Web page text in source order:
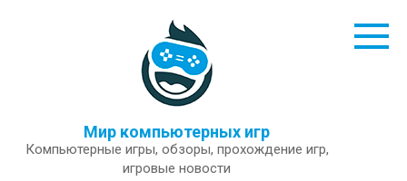
Мир компьютерных игр
Компьютерные игры, обзоры, прохождение игр,
игровые новости